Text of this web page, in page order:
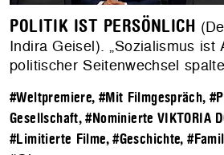
POLITIK IST PERSÖNLICH
Indira Geisel). „Sozialismus ist
politischer Seitenwechsel
#Weltpremiere, #Mit Filmgespräch,
Gesellschaft,#Nominierte VIKTORIA
#Limitierte Filme,#Geschichte,